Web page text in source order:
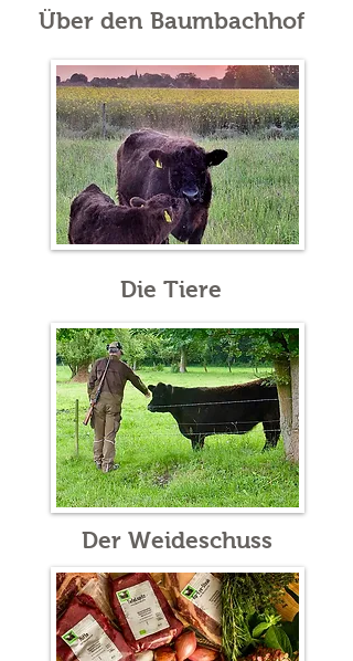
Über den Baumbachhof
Die Tiere
Der Weideschuss